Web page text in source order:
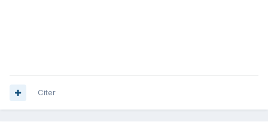
Citer